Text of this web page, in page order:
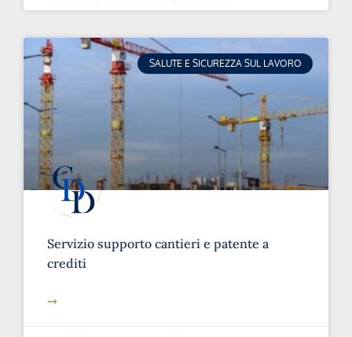
SALUTE E SICUREZZA SUL LAVORO
Servizio supporto cantieri e patente a
crediti
➞